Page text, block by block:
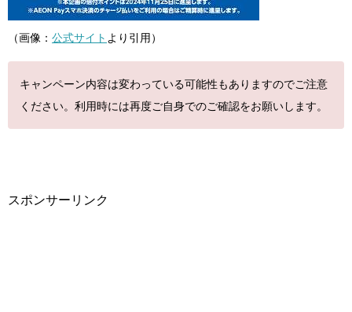
（画像： 公式サイト より引用）
キャンペーン内容は変わっている可能性もありますのでご注意
ください。利用時には再度ご自身でのご確認をお願いします。
スポンサーリンク